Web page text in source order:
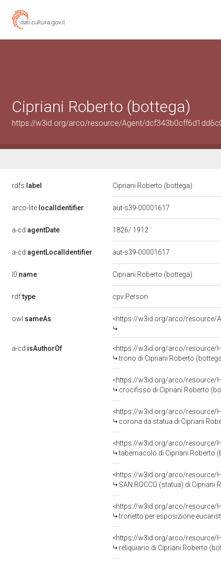
Cipriani Roberto (bottega)
https://w3id.org/arco/resource/Agent/
rdfs: label Cipriani Roberto (bottega)
arco-lite: localIdentifier aut-s39-00001617
a-cd:agentDate 1826/ 1912
a-cd:agentLocalIdentifier aut-s39-00001617
l0:name Cipriani Roberto (bottega)
rdf:type cpv:Person
owl:sameAs <https://w3id.org/arco/resource/
a-cd:isAuthorOf
<https://w3id.org/arco/resource/
trono di Cipriani Roberto
<https://w3id.org/arco/resource/
crocifisso di Cipriani Roberto
<https://w3id.org/arco/resource/
corona da statua di Cipriani
<https://w3id.org/arco/resource/
tabernacolo di Cipriani Roberto
<https://w3id.org/arco/resource/
SAN ROCCO (statua) di Cipriani
<https://w3id.org/arco/resource/
tronetto per esposizione
<https://w3id.org/arco/resource/
reliquiario di Cipriani Roberto